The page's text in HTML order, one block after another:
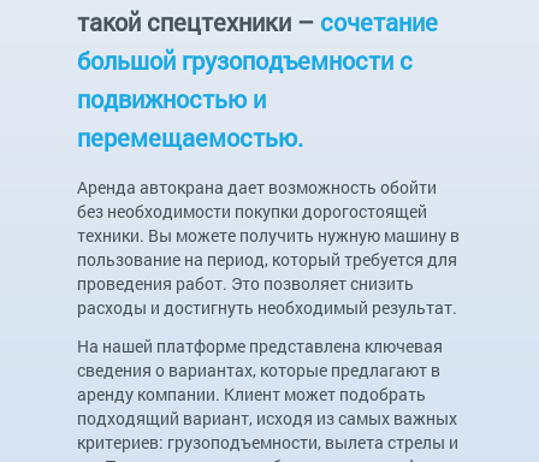
такой спецтехники – сочетание
большой грузоподъемности с
подвижностью и
перемещаемостью.
Аренда автокрана дает возможность обойти
без необходимости покупки дорогостоящей
техники. Вы можете получить нужную машину в
пользование на период, который требуется для
проведения работ. Это позволяет снизить
расходы и достигнуть необходимый результат.
На нашей платформе представлена ключевая
сведения о вариантах, которые предлагают в
аренду компании. Клиент может подобрать
подходящий вариант, исходя из самых важных
критериев: грузоподъемности, вылета стрелы и